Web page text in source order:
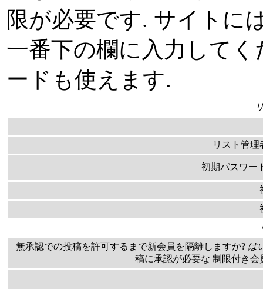
限が必要です. サイトに
一番下の欄に入力して
ードも使えます.
リスト管
初期パスワー
無承認での投稿を許可するまで新会員を隔離しますか? は
稿に承認が必要な 制限付き